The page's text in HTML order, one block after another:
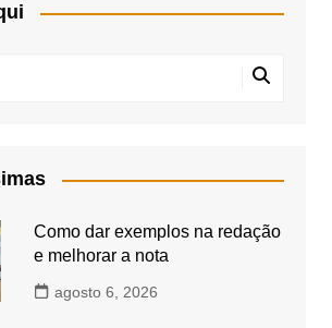
Como dar exemplos na redação
e melhorar a nota
agosto 6, 2026